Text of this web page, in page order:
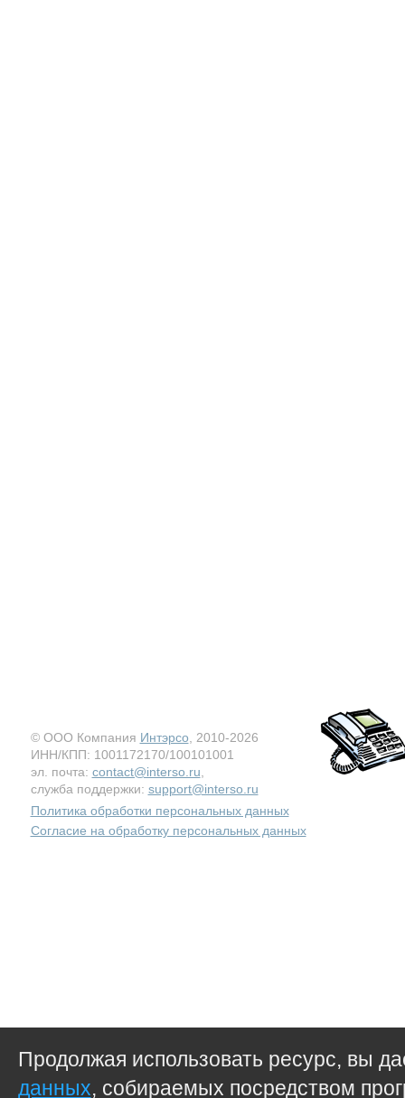
© ООО Компания Интэрсо , 2010-2026
ИНН/КПП: 1001172170/100101001
эл. почта: contact@interso.ru
служба поддержки: support@interso.ru
Политика обработки персональных данных
Согласие на обработку персональных данных
Продолжая использовать ресурс, вы
данных, собираемых посредством